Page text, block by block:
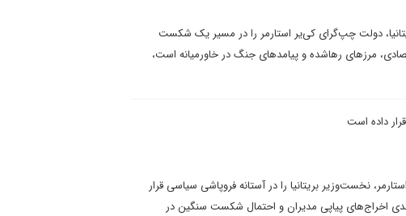
دولت چپ‌گرای کی‌یر استارمر را در مسیر یک شکست
مرزهای رهاشده و پیامدهای جنگ در خاورمیانه است،
داده است
نخست‌وزیر بریتانیا را در آستانه فروپاشی سیاسی قرار
اخراج‌های پیاپی مدیران و احتمال شکست سنگین در